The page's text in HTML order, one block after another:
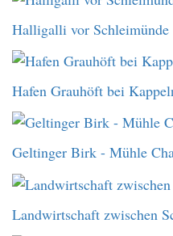
Halligalli vor Schleimünde
Hafen Grauhöft bei
Geltinger Birk - Mühle
Landwirtschaft zwischen